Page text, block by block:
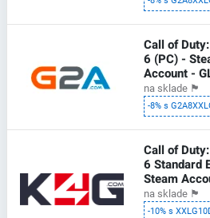
Call of
6 (PC) -
Account -
na sklade 🏴
-8% s
Call of
6 Standard
Steam
na sklade 🏴
-10% s